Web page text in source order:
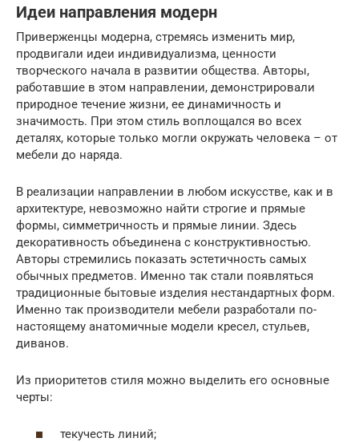
Идеи направления модерн
Приверженцы модерна, стремясь изменить мир,
продвигали идеи индивидуализма, ценности
творческого начала в развитии общества. Авторы,
работавшие в этом направлении, демонстрировали
природное течение жизни, ее динамичность и
значимость. При этом стиль воплощался во всех
деталях, которые только могли окружать человека – от
мебели до наряда.
В реализации направлении в любом искусстве, как и в
архитектуре, невозможно найти строгие и прямые
формы, симметричность и прямые линии. Здесь
декоративность объединена с конструктивностью.
Авторы стремились показать эстетичность самых
обычных предметов. Именно так стали появляться
традиционные бытовые изделия нестандартных форм.
Именно так производители мебели разработали по-
настоящему анатомичные модели кресел, стульев,
диванов.
Из приоритетов стиля можно выделить его основные
черты:
текучесть линий;